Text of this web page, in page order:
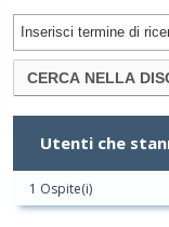
Utenti che
1 Ospite(i)